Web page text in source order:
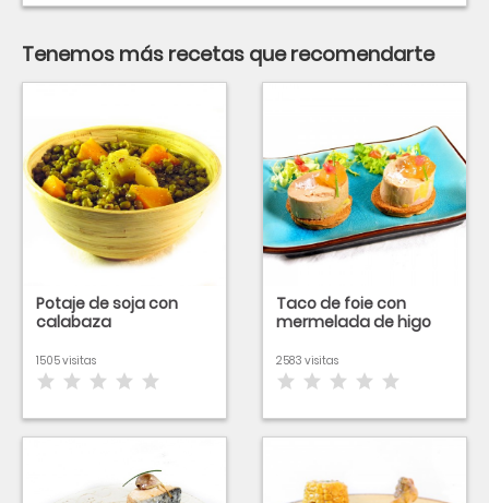
Tenemos más recetas que recomendarte
Potaje de soja con
calabaza
1505 visitas
Taco de foie con
mermelada de higo
2583 visitas